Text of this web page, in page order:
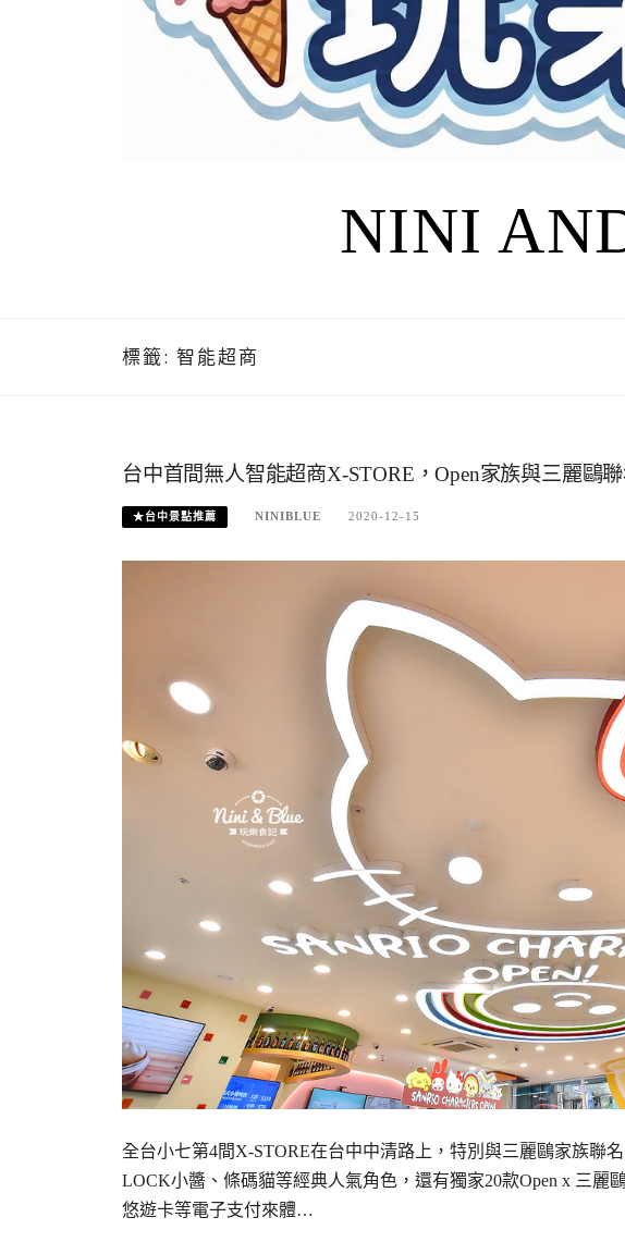
NINI
標籤: 智能超商
台中首間無人智能超商X-STORE，Open家族與三麗鷗
★台中景點推薦 NINIBLUE 2020-12-15
全台小七第4間X-STORE在台中中清路上，特別與三麗鷗家族聯
LOCK小醬、條碼貓等經典人氣角色，還有獨家20款Open x 三麗
悠遊卡等電子支付來體…